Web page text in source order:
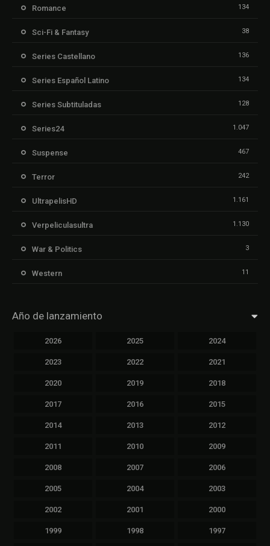
Romance 134
Sci-Fi & Fantasy 38
Series Castellano 136
Series Español Latino 134
Series Subtituladas 128
Series24 1.047
Suspense 467
Terror 242
UltrapelisHD 1.161
Verpeliculasultra 1.130
War & Politics 3
Western 11
Año de lanzamiento
2026 2025 2024
2023 2022 2021
2020 2019 2018
2017 2016 2015
2014 2013 2012
2011 2010 2009
2008 2007 2006
2005 2004 2003
2002 2001 2000
1999 1998 1997